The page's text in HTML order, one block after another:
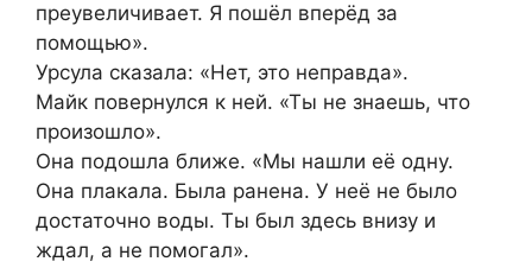
преувеличивает. Я пошёл вперёд за
помощью».
Урсула сказала: «Нет, это неправда».
Майк повернулся к ней. «Ты не знаешь, что
произошло».
Она подошла ближе. «Мы нашли её одну.
Она плакала. Была ранена. У неё не было
достаточно воды. Ты был здесь внизу и
ждал, а не помогал».